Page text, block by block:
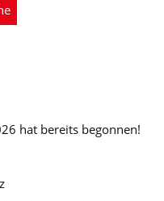
hat bereits begonnen!